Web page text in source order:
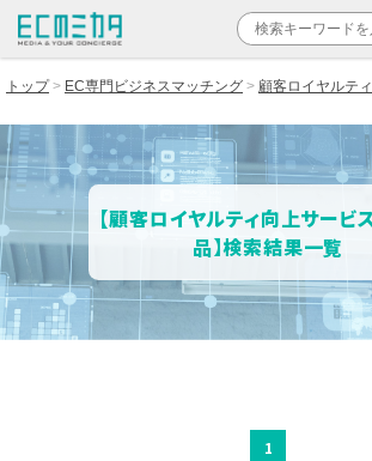
トップ EC専門ビジネスマッチング 顧客ロイヤルテ
【顧客ロイヤルティ向上サービ
品】検索結果一覧
1